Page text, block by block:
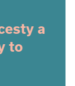
a
to